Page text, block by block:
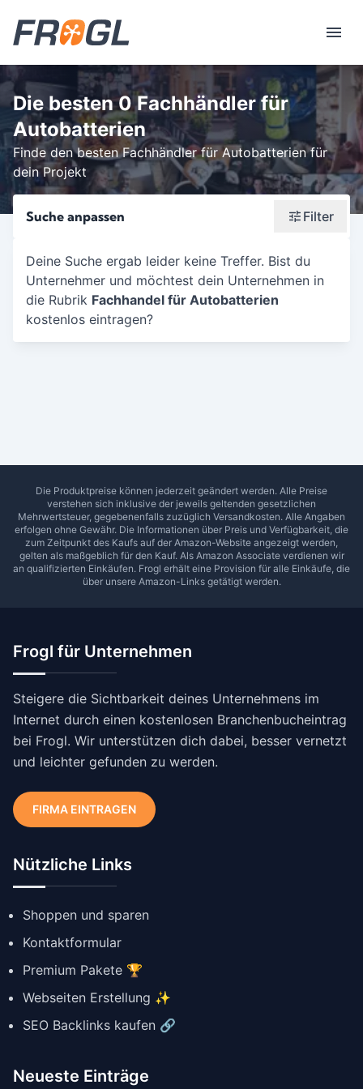
Die besten 0 Fachhändler für
Autobatterien
Finde den besten Fachhändler für Autobatterien für
dein Projekt
Suche anpassen Filter
Wonach suchst du?
Stadt oder Postleitzahl
Deine Suche ergab leider keine Treffer. Bist du
Unternehmer und möchtest dein Unternehmen in
die Rubrik Fachhandel für Autobatterien
kostenlos eintragen?
Die Produktpreise können jederzeit geändert werden. Alle Preise
verstehen sich inklusive der jeweils geltenden gesetzlichen
Mehrwertsteuer, gegebenenfalls zuzüglich Versandkosten. Alle Angaben
erfolgen ohne Gewähr. Die Informationen über Preis und Verfügbarkeit, die
zum Zeitpunkt des Kaufs auf der Amazon-Website angezeigt werden,
gelten als maßgeblich für den Kauf. Als Amazon Associate verdienen wir
an qualifizierten Einkäufen. Frogl erhält eine Provision für alle Einkäufe, die
über unsere Amazon-Links getätigt werden.
Frogl für Unternehmen
Steigere die Sichtbarkeit deines Unternehmens im
Internet durch einen kostenlosen Branchenbucheintrag
bei Frogl. Wir unterstützen dich dabei, besser vernetzt
und leichter gefunden zu werden.
FIRMA EINTRAGEN
Nützliche Links
Shoppen und sparen
Kontaktformular
Premium Pakete 🏆
Webseiten Erstellung ✨
SEO Backlinks kaufen 🔗
Neueste Einträge